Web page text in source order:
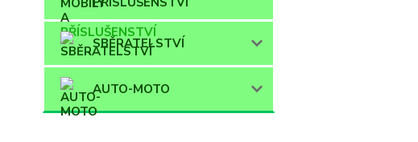
SBĚRATELSTVÍ
AUTO-MOTO